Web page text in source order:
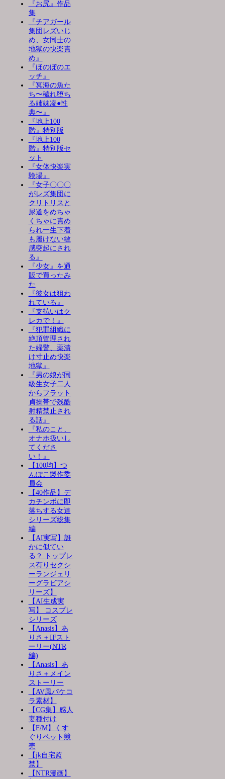
『お尻』作品
集
『チアガール
集団レズいじ
め、女同士の
地獄の快楽責
め』
『ほのぼのエ
ッチ』
『冥海の魚た
ち〜穢れ堕ち
る姉妹凌●性
典〜』
『地上100
階』特別版
『地上100
階』特別版セ
ット
『女体快楽実
験場』
『女子〇〇〇
がレズ集団に
クリトリスと
尿道をめちゃ
くちゃに責め
られ一生下着
も履けない敏
感突起にされ
る』
『少女』を通
販で買ったみ
た
『彼女は狙わ
れている』
『支払いはク
レカで！』
『犯罪組織に
絶頂管理され
た婦警、薬漬
け寸止め快楽
地獄』
『男の娘が同
級生女子二人
からフラット
貞操帯で残酷
射精禁止され
る話』
『私のこと、
オナホ扱いし
てくださ
い！』
【100均】つ
んぽこ製作委
員会
【40作品】デ
カチンポに即
落ちする女達
シリーズ総集
編
【AI実写】誰
かに似てい
る？ トップレ
ス有りセクシ
ーランジェリ
ーグラビアシ
リーズ】
【AI生成実
写】 コスプレ
シリーズ
【Anasis】あ
りさ＋IFスト
ーリー(NTR
編)
【Anasis】あ
りさ＋メイン
ストーリー
【AV風パケコ
ラ素材】
【CG集】感人
妻種付け
【F/M】くす
ぐりペット競
売
【jk自宅監
禁】
【NTR漫画】